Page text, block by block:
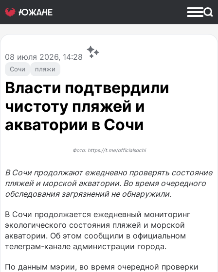
Сочи пляжи
08 июля 2026, 14:28
Власти подтвердили
чистоту пляжей и
акватории в Сочи
Фото: https://t.me/officialsochi
В Сочи продолжают ежедневно проверять состояние
пляжей и морской акватории. Во время очередного
обследования загрязнений не обнаружили.
В Сочи продолжается ежедневный мониторинг
экологического состояния пляжей и морской
акватории. Об этом сообщили в официальном
телеграм-канале администрации города.
По данным мэрии, во время очередной проверки